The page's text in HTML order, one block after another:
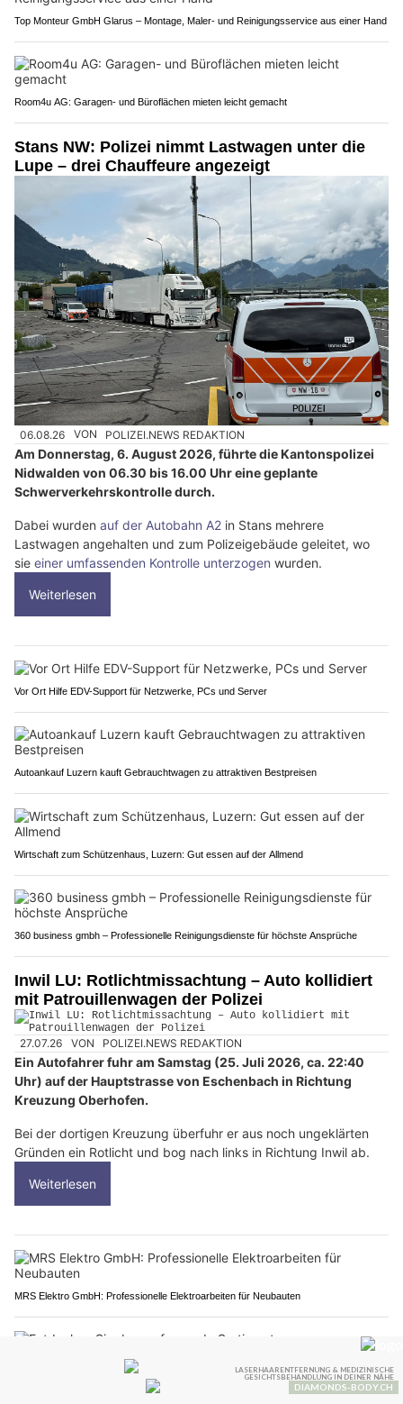
Top Monteur GmbH Glarus – Montage, Maler- und Reinigungsservice aus einer Hand
Room4u AG: Garagen- und Büroflächen mieten leicht gemacht
Stans NW: Polizei nimmt Lastwagen unter die
Lupe – drei Chauffeure angezeigt
06.08.26 VON POLIZEI.NEWS REDAKTION
Am Donnerstag, 6. August 2026, führte die Kantonspolizei
Nidwalden von 06.30 bis 16.00 Uhr eine geplante
Schwerverkehrskontrolle durch.
Dabei wurden auf der Autobahn A2 in Stans mehrere
Lastwagen angehalten und zum Polizeigebäude geleitet, wo
sie einer umfassenden Kontrolle unterzogen wurden.
Weiterlesen
Vor Ort Hilfe EDV-Support für Netzwerke, PCs und Server
Autoankauf Luzern kauft Gebrauchtwagen zu attraktiven Bestpreisen
Wirtschaft zum Schützenhaus, Luzern: Gut essen auf der Allmend
360 business gmbh – Professionelle Reinigungsdienste für höchste Ansprüche
Inwil LU: Rotlichtmissachtung – Auto kollidiert
mit Patrouillenwagen der Polizei
27.07.26 VON POLIZEI.NEWS REDAKTION
Ein Autofahrer fuhr am Samstag (25. Juli 2026, ca. 22:40
Uhr) auf der Hauptstrasse von Eschenbach in Richtung
Kreuzung Oberhofen.
Bei der dortigen Kreuzung überfuhr er aus noch ungeklärten
Gründen ein Rotlicht und bog nach links in Richtung Inwil ab.
Weiterlesen
MRS Elektro GmbH: Professionelle Elektroarbeiten für Neubauten
Entdecken Sie das umfassende Sortiment von Munitionsdepot.ch